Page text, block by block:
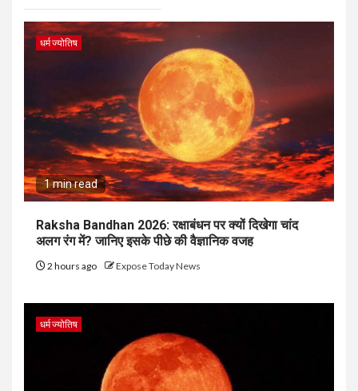
धर्म ज्योतिष
1 min read
Raksha Bandhan 2026: रक्षाबंधन पर क्यों दिखेगा चांद
अलग रंग में? जानिए इसके पीछे की वैज्ञानिक वजह
2 hours ago Expose Today News
धर्म ज्योतिष